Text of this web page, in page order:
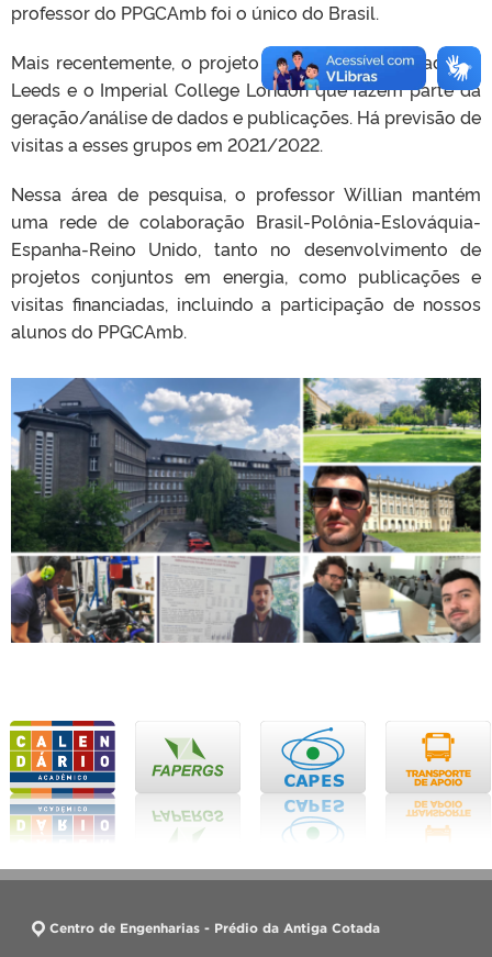
professor do PPGCAmb foi o único do Brasil.
Mais recentemente, o projeto incluiu a Universidade de
Leeds e o Imperial College London que fazem parte da
geração/análise de dados e publicações. Há previsão de
visitas a esses grupos em 2021/2022.
Nessa área de pesquisa, o professor Willian mantém
uma rede de colaboração Brasil-Polônia-Eslováquia-
Espanha-Reino Unido, tanto no desenvolvimento de
projetos conjuntos em energia, como publicações e
visitas financiadas, incluindo a participação de nossos
alunos do PPGCAmb.
Centro de Engenharias - Prédio da Antiga Cotada